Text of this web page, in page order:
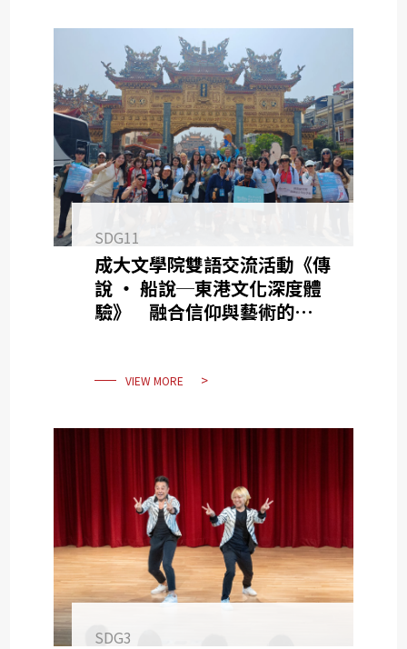
SDG11
成大文學院雙語交流活動《傳
說 ‧ 船說─東港文化深度體
驗》 融合信仰與藝術的文化
VIEW MORE
SDG3